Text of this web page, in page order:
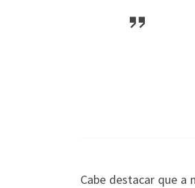
Cabe destacar que a